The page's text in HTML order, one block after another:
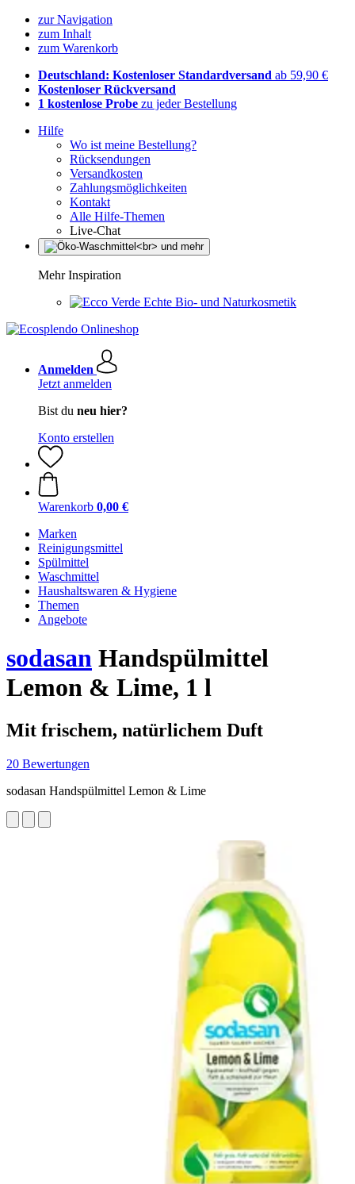
zur Navigation
zum Inhalt
zum Warenkorb
Deutschland: Kostenloser Standardversand ab 59,90 €
Kostenloser Rückversand
1 kostenlose Probe zu jeder Bestellung
Hilfe
Wo ist meine Bestellung?
Rücksendungen
Versandkosten
Zahlungsmöglichkeiten
Kontakt
Alle Hilfe-Themen
Live-Chat
Mehr Inspiration
Echte Bio- und Naturkosmetik
Anmelden
Jetzt anmelden
Bist du neu hier?
Konto erstellen
Warenkorb 0,00 €
Marken
Reinigungsmittel
Spülmittel
Waschmittel
Haushaltswaren & Hygiene
Themen
Angebote
sodasan Handspülmittel
Lemon & Lime, 1 l
Mit frischem, natürlichem Duft
20 Bewertungen
sodasan Handspülmittel Lemon & Lime